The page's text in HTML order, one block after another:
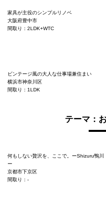
家具が主役のシンプルリノベ
大阪府豊中市
間取り：2LDK+WTC
ビンテージ風の大人な仕事場兼住まい
横浜市神奈川区
間取り：1LDK
テーマ：
何もしない贅沢を、ここで。ーShizuru鴨川
ー
京都市下京区
間取り：-